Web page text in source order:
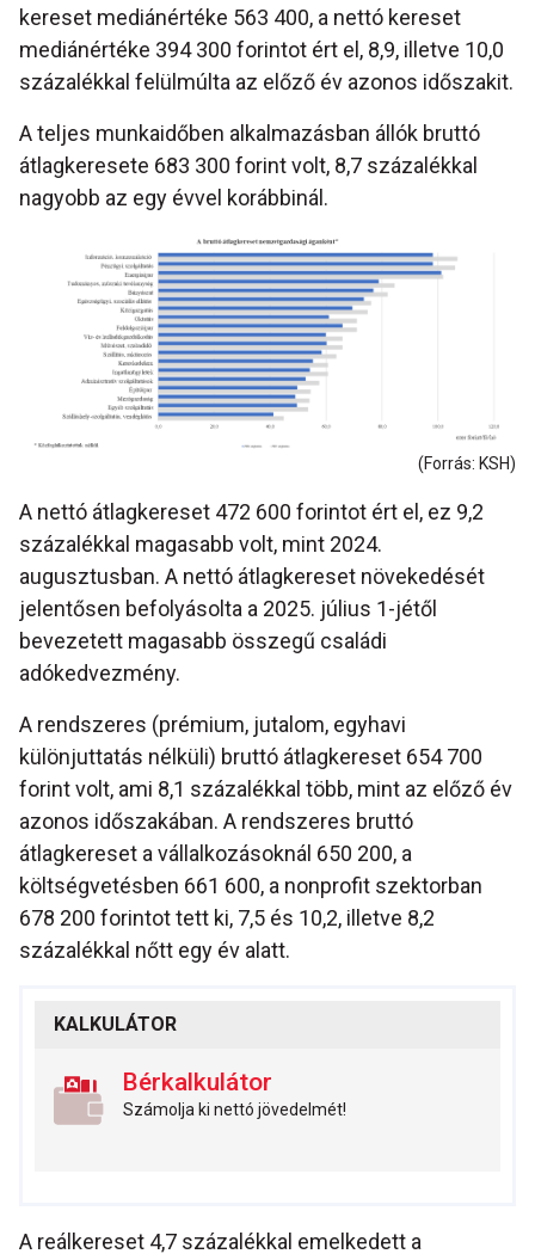
kereset mediánértéke 563 400, a nettó kereset
mediánértéke 394 300 forintot ért el, 8,9, illetve 10,0
százalékkal felülmúlta az előző év azonos időszakit.
A teljes munkaidőben alkalmazásban állók bruttó
átlagkeresete 683 300 forint volt, 8,7 százalékkal
nagyobb az egy évvel korábbinál.
(Forrás: KSH)
A nettó átlagkereset 472 600 forintot ért el, ez 9,2
százalékkal magasabb volt, mint 2024.
augusztusban. A nettó átlagkereset növekedését
jelentősen befolyásolta a 2025. július 1-jétől
bevezetett magasabb összegű családi
adókedvezmény.
A rendszeres (prémium, jutalom, egyhavi
különjuttatás nélküli) bruttó átlagkereset 654 700
forint volt, ami 8,1 százalékkal több, mint az előző év
azonos időszakában. A rendszeres bruttó
átlagkereset a vállalkozásoknál 650 200, a
költségvetésben 661 600, a nonprofit szektorban
678 200 forintot tett ki, 7,5 és 10,2, illetve 8,2
százalékkal nőtt egy év alatt.
KALKULÁTOR
Bérkalkulátor
Számolja ki nettó jövedelmét!
A reálkereset 4,7 százalékkal emelkedett a